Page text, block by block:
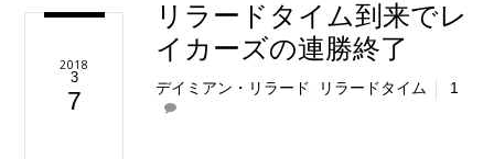
2018
3
7
リラードタイム到来でレ
イカーズの連勝終了
デイミアン・リラード リラードタイム 1